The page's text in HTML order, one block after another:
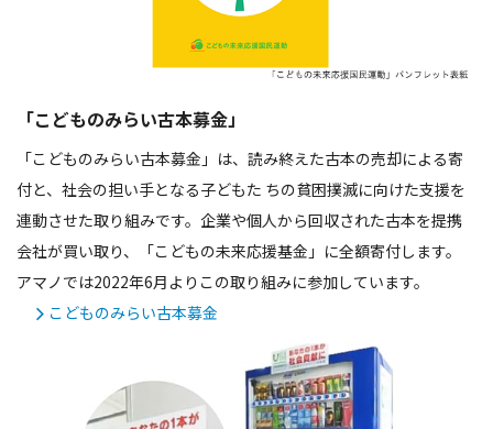
「こどものみらい古本募金」
「こどものみらい古本募金」は、読み終えた古本の売却による寄
付と、社会の担い手となる子どもた ちの貧困撲滅に向けた支援を
連動させた取り組みです。企業や個人から回収された古本を提携
会社が買い取り、「こどもの未来応援基金」に全額寄付します。
アマノでは2022年6月よりこの取り組みに参加しています。
こどものみらい古本募金